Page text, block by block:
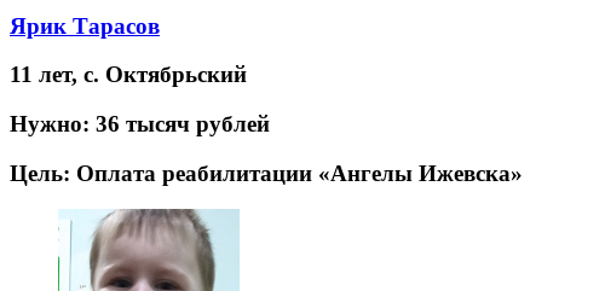
Ярик Тарасов
11 лет, с. Октябрьский
Нужно: 36 тысяч рублей
Цель: Оплата реабилитации «Ангелы Ижевска»